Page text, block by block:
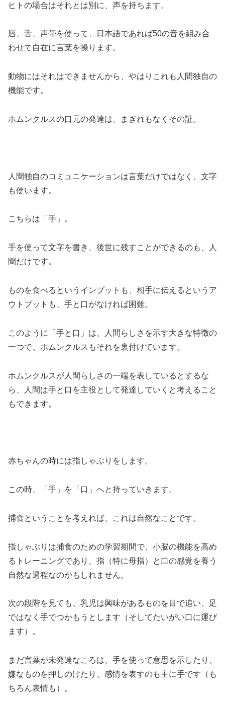
ヒトの場合はそれとは別に、声を持ちます。
唇、舌、声帯を使って、日本語であれば50の音を組み合
わせて自在に言葉を操ります。
動物にはそれはできませんから、やはりこれも人間独自の
機能です。
ホムンクルスの口元の発達は、まぎれもなくその証。
人間独自のコミュニケーションは言葉だけではなく、文字
も使います。
こちらは「手」。
手を使って文字を書き、後世に残すことができるのも、人
間だけです。
ものを食べるというインプットも、相手に伝えるというア
ウトプットも、手と口がなければ困難。
このように「手と口」は、人間らしさを示す大きな特徴の
一つで、ホムンクルスもそれを裏付けています。
ホムンクルスが人間らしさの一端を表しているとするな
ら、人間は手と口を主役として発達していくと考えること
もできます。
赤ちゃんの時には指しゃぶりをします。
この時、「手」を「口」へと持っていきます。
捕食ということを考えれば、これは自然なことです。
指しゃぶりは捕食のための学習期間で、小脳の機能を高め
るトレーニングであり、指（特に母指）と口の感覚を養う
自然な過程なのかもしれません。
次の段階を見ても、乳児は興味があるものを目で追い、足
ではなく手でつかもうとします（そしてたいがい口に運び
ます）。
まだ言葉が未発達なころは、手を使って意思を示したり、
嫌なものを押しのけたり、感情を表すのも主に手です（も
ちろん表情も）。